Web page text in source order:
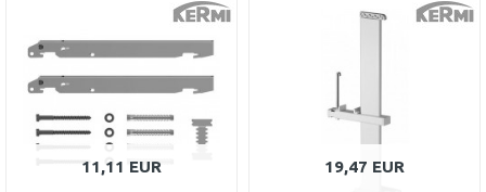
DO KOŠÍKA DO KOŠÍKA
11,11 EUR 19,47 EUR